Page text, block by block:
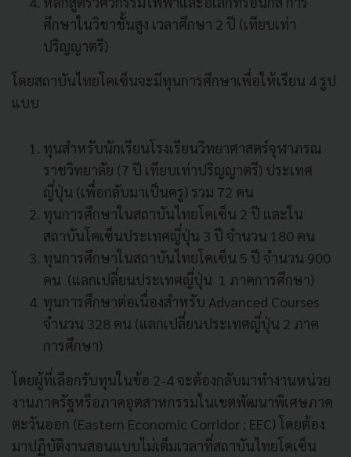
ศึกษาในวิชาชั้นสูง เวลาศึกษา 2 ปี (เทียบเท่า
ปริญญาตรี)
โดยสถาบันไทยโคเซ็นจะมีทุนการศึกษาเพื่อให้เรียน 4 รูป
แบบ
ทุนสำหรับนักเรียนโรงเรียนวิทยาศาสตร์จุฬาภรณ
ราชวิทยาลัย (7 ปี เทียบเท่าปริญญาตรี) ประเทศ
ญี่ปุ่น (เพื่อกลับมาเป็นครู) รวม 72 คน
ทุนการศึกษาในสถาบันไทยโคเซ็น 2 ปี และใน
สถาบันโคเซ็นประเทศญี่ปุ่น 3 ปี จำนวน 180 คน
ทุนการศึกษาในสถาบันไทยโคเซ็น 5 ปี จำนวน 900
คน (แลกเปลี่ยนประเทศญี่ปุ่น 1 ภาคการศึกษา)
ทุนการศึกษาต่อเนื่องสำหรับ Advanced Courses
จำนวน 328 คน (แลกเปลี่ยนประเทศญี่ปุ่น 2 ภาค
การศึกษา)
โดยผู้ที่เลือกรับทุนในข้อ 2-4 จะต้องกลับมาทำงานหน่วย
งานภาครัฐหรือภาคอุตสาหกรรมในเขตพัฒนาพิเศษภาค
ตะวันออก (Eastern Economic Corridor : EEC) โดยต้อง
มาปฏิบัติงานสอนแบบไม่เต็มเวลาที่สถาบันไทยโคเซ็น